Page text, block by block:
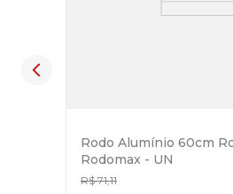
Rodo Alumínio 60cm
Rodomax - UN
R$ 71,11